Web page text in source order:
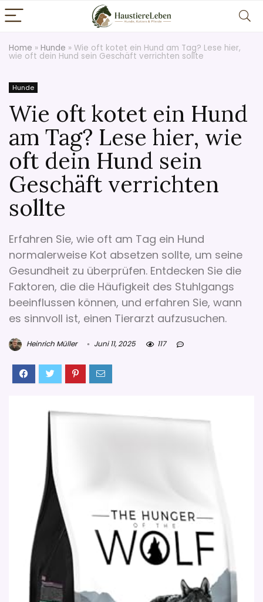
Home » Hunde » Wie oft kotet ein Hund am Tag? Lese hier,
wie oft dein Hund sein Geschäft verrichten sollte
Hunde
Wie oft kotet ein Hund
am Tag? Lese hier, wie
oft dein Hund sein
Geschäft verrichten
sollte
Erfahren Sie, wie oft am Tag ein Hund
normalerweise Kot absetzen sollte, um seine
Gesundheit zu überprüfen. Entdecken Sie die
Faktoren, die die Häufigkeit des Stuhlgangs
beeinflussen können, und erfahren Sie, wann
es sinnvoll ist, einen Tierarzt aufzusuchen.
Heinrich Müller Juni 11, 2025 117